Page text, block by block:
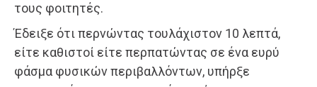
τους φοιτητές.
Έδειξε ότι περνώντας τουλάχιστον 10 λεπτά,
είτε καθιστοί είτε περπατώντας σε ένα ευρύ
φάσμα φυσικών περιβαλλόντων, υπήρξε